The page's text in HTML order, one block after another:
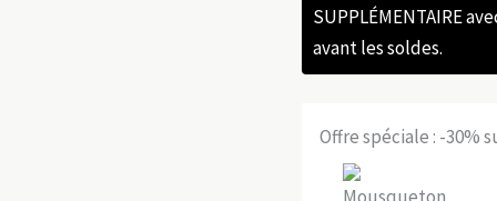
SUPPLÉMENTAIRE
avant les soldes.
Offre spéciale : -30%